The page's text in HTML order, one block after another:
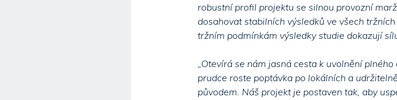
robustní profil projektu se silnou provozní
dosahovat stabilních výsledků ve všech
tržním podmínkám výsledky studie dokazují
„Otevírá se nám jasná cesta k uvolnění
prudce roste poptávka po lokálních a
původem. Náš projekt je postaven tak, aby